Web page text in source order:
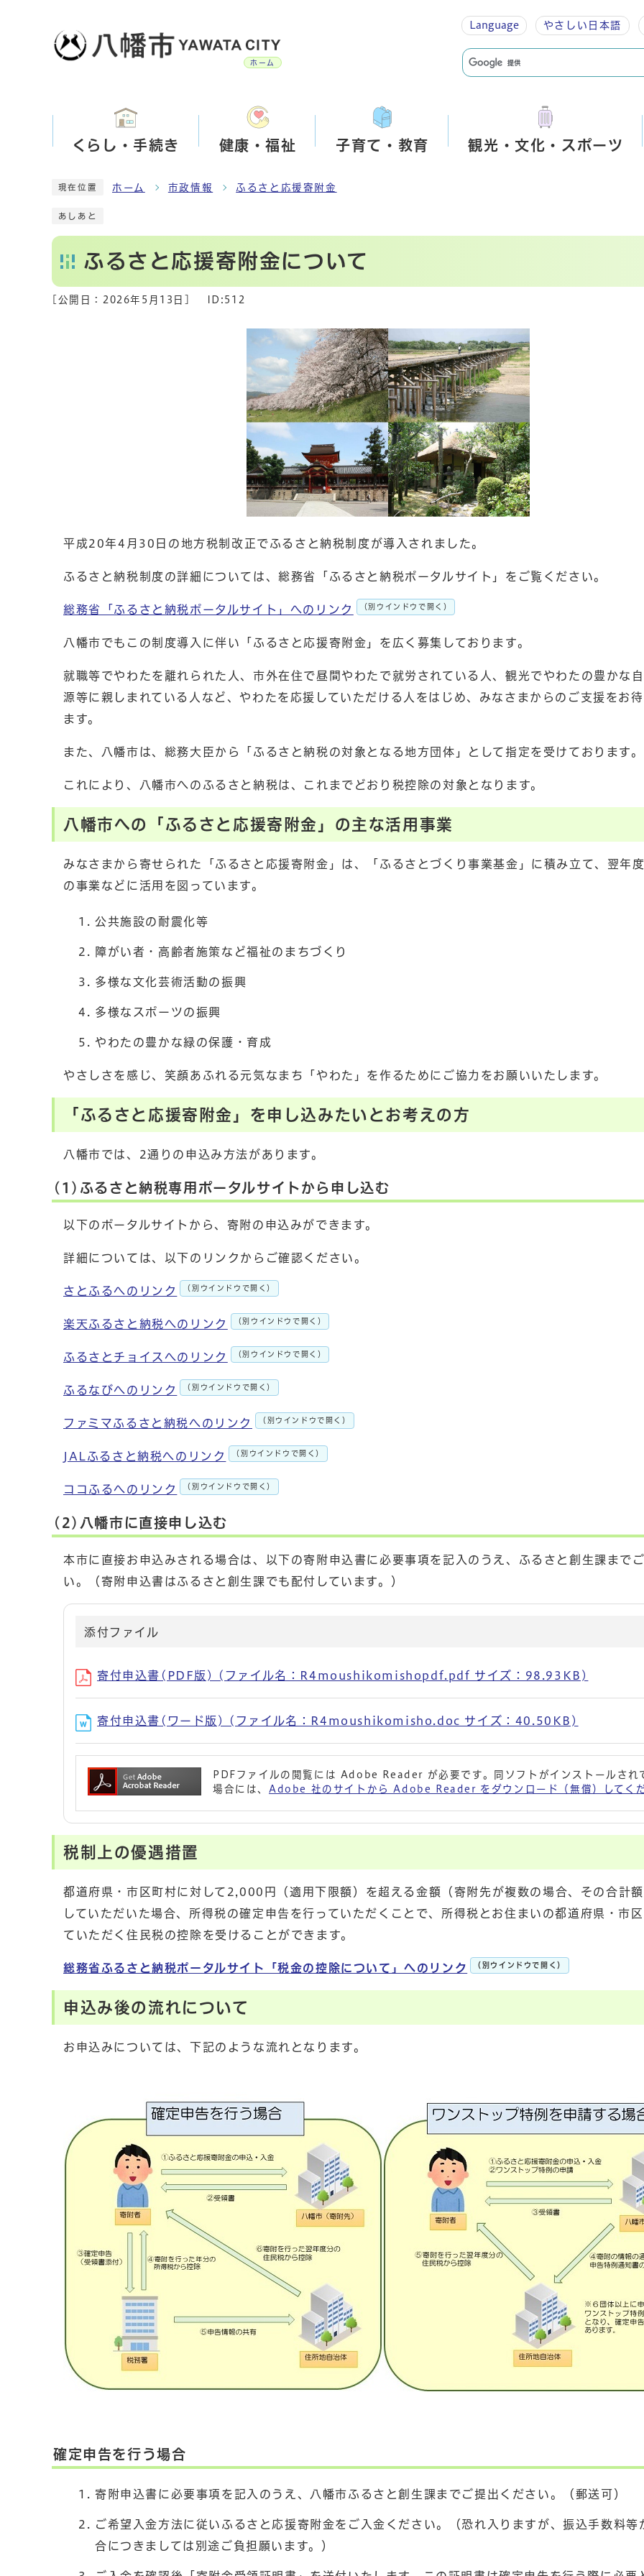
ホーム
Language やさしい 日本語
くらし・手続き 健康・福祉 子育て・教育 観光・文化・スポーツ
現在位置 ホーム 市政情報 ふるさと応援寄附金
あしあと
ふるさと応援寄附金について
[公開日： 2026年5月13日 ID:512
平成20年4月30日の地方税制改正でふるさと納税制度が導入されました。
ふるさと納税制度の詳細については、総務省「ふるさと納税ポータルサイト」をご覧ください。
総務省「ふるさと納税ポータルサイト」へのリンク （別ウインドウで開く）
八幡市でもこの制度導入に伴い「ふるさと応援寄附金」を広く募集しております。
就職等でやわたを離れられた人、市外在住で昼間やわたで就労されている人、観光でやわたの豊かな
源等に親しまれている人など、やわたを応援していただける人をはじめ、みなさまからのご支援をお待
ます。
また、八幡市は、総務大臣から「ふるさと納税の対象となる地方団体」として指定を受けております。
これにより、八幡市へのふるさと納税は、これまでどおり税控除の対象となります。
八幡市への「ふるさと応援寄附金」の主な活用事業
みなさまから寄せられた「ふるさと応援寄附金」は、「ふるさとづくり事業基金」に積み立て、翌年
の事業などに活用を図っています。
公共施設の耐震化等
障がい者・高齢者施策など福祉のまちづくり
多様な文化芸術活動の振興
多様なスポーツの振興
やわたの豊かな緑の保護・育成
やさしさを感じ、笑顔あふれる元気なまち「やわた」を作るためにご協力をお願いいたします。
「ふるさと応援寄附金」を申し込みたいとお考えの方
八幡市では、2通りの申込み方法があります。
(1)ふるさと納税専用ポータルサイトから申し込む
以下のポータルサイトから、寄附の申込みができます。
詳細については、以下のリンクからご確認ください。
さとふるへのリンク （別ウインドウで開く）
楽天ふるさと納税へのリンク （別ウインドウで開く）
ふるさとチョイスへのリンク （別ウインドウで開く）
ふるなびへのリンク （別ウインドウで開く）
ファミマふるさと納税へのリンク （別ウインドウで開く）
JALふるさと納税へのリンク （別ウインドウで開く）
ココふるへのリンク （別ウインドウで開く）
(2)八幡市に直接申し込む
本市に直接お申込みされる場合は、以下の寄附申込書に必要事項を記入のうえ、ふるさと創生課まで
い。（寄附申込書はふるさと創生課でも配付しています。）
添付ファイル
寄付申込書(PDF版) (ファイル名：R4moushikomishopdf.pdf サイズ：98.93KB)
寄付申込書(ワード版) (ファイル名：R4moushikomisho.doc サイズ：40.50KB)
PDFファイルの閲覧には Adobe Reader が必要です。同ソフトがインストールされ
場合には、 Adobe 社のサイトから Adobe Reader をダウンロード（無償）してくだ
税制上の優遇措置
都道府県・市区町村に対して2,000円（適用下限額）を超える金額（寄附先が複数の場合、その合計
していただいた場合、所得税の確定申告を行っていただくことで、所得税とお住まいの都道府県・市
ていただく住民税の控除を受けることができます。
総務省ふるさと納税ポータルサイト「税金の控除について」へのリンク （別ウインドウで開く）
申込み後の流れについて
お申込みについては、下記のような流れとなります。
確定申告を行う場合
寄附申込書に必要事項を記入のうえ、八幡市ふるさと創生課までご提出ください。（郵送可）
ご希望入金方法に従いふるさと応援寄附金をご入金ください。（恐れ入りますが、振込手数料等
合につきましては別途ご負担願います。）